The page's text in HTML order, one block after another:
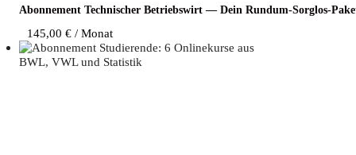
Abon­ne­ment Tech­ni­scher Betriebs­wirt — Dein Rundum-Sorglos-
145,00 € / Monat